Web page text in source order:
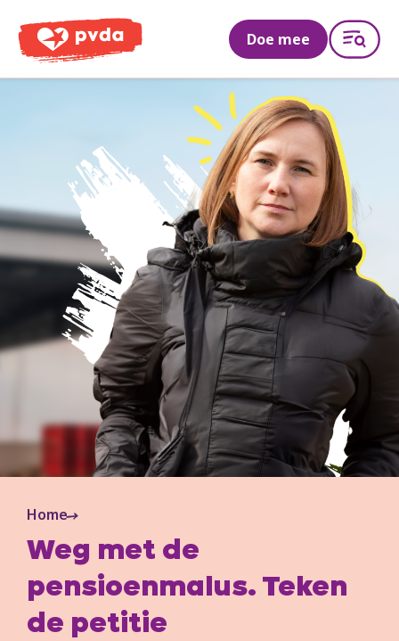
PVDA
Doe mee
Home
Weg met de
pensioenmalus. Teken
de petitie